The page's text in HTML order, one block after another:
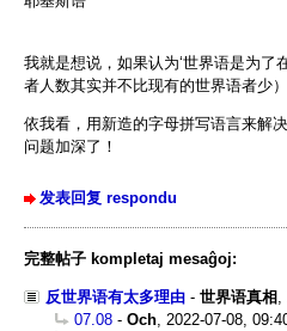
我就是想说，如果认为‘世界语是为了
者人数其实并不比现有的世界语者少
依我看，用新造的字母拼写语言来解
问题加深了！
发表回复 respondu
完整帖子 kompletaj mesaĝoj:
反世界语有太多理由 - 世界语真相
07.08 - Och 2022-07-08,